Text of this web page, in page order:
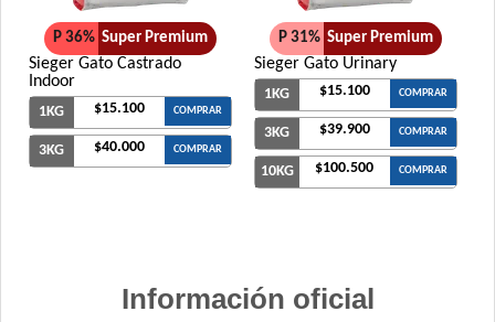
P 36% Super Premium
Sieger Gato Castrado
Indoor
1KG $15.100 COMPRAR
3KG $40.000 COMPRAR
P 31% Super Premium
Sieger Gato Urinary
1KG $15.100 COMPRAR
3KG $39.900 COMPRAR
10KG $100.500 COMPRAR
Información oficial